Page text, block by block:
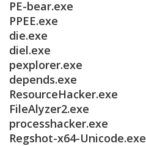
PE-bear.exe
PPEE.exe
die.exe
diel.exe
pexplorer.exe
depends.exe
ResourceHacker.exe
FileAlyzer2.exe
processhacker.exe
Regshot-x64-Unicode.exe